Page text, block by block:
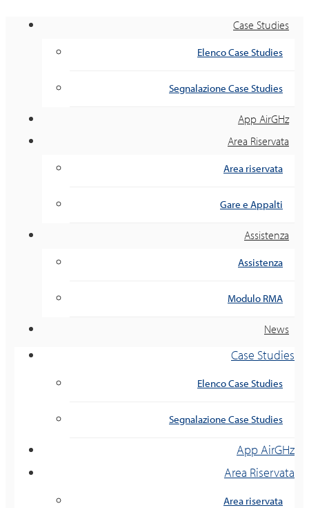
Case Studies
Elenco Case Studies
Segnalazione Case Studies
App AirGHz
Area Riservata
Area riservata
Gare e Appalti
Assistenza
Assistenza
Modulo RMA
News
Case Studies
Elenco Case Studies
Segnalazione Case Studies
App AirGHz
Area Riservata
Area riservata